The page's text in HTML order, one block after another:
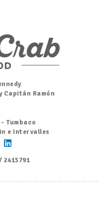
Capitán Ramón
Tumbaco
e Intervalles
2415791